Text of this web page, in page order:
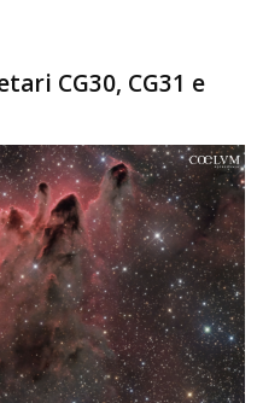
CG30, CG31 e